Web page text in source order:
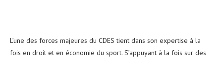
L’une des forces majeures du CDES tient dans son expertise à la
fois en droit et en économie du sport. S’appuyant à la fois sur des